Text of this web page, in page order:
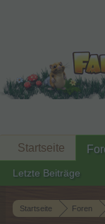
Startseite Foren
Startseite
Letzte Beiträge